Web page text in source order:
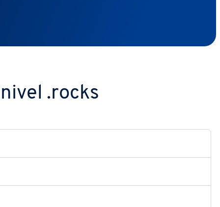
.rocks